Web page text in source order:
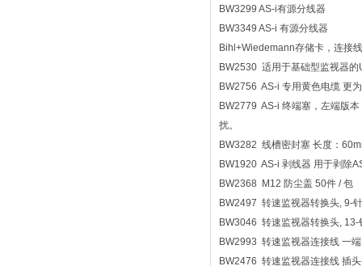
BW3299 AS-i有源分线器
BW3349 AS-i 有源分线器
Bihl+Wiedemann存储卡，连接线
BW2530 适用于基础型监视器
BW2756 AS-i 专用黄色电缆 更
BW2779 AS-i 终端塞，左端版
扰。
BW3282 线槽密封塞 长度：
BW1920 AS-i 剥线器 用于剥除
BW2368 M12 防尘盖 50件 / 包
BW2497 转速监视器转换头, 9-
BW3046 转速监视器转换头,
BW2993 转速监视器连接线 一
BW2476 转速监视器连接线 插